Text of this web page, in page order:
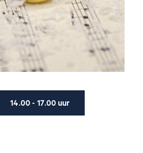
14.00 - 17.00 uur